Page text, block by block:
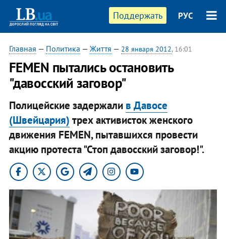
Поддержать РУС
Главная — Политика — Життя — 28 января 2012, 16:01
FEMEN пытались остановить
"давосский заговор"
Полицейские задержали в Давосе
(Швейцария) трех активисток женского
движения FEMEN, пытавшихся провести
акцию протеста "Стоп давосский заговор!".